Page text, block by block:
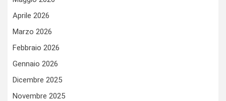
Aprile 2026
Marzo 2026
Febbraio 2026
Gennaio 2026
Dicembre 2025
Novembre 2025